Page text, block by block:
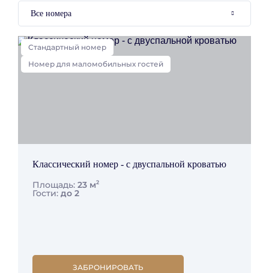
Все номера
Стандартный номер
Номер для маломобильных гостей
Классический номер - с двуспальной кроватью
Площадь: 23 м2
Гости: до 2
ЗАБРОНИРОВАТЬ